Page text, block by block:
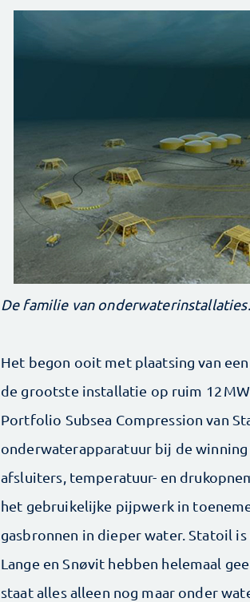
De familie van
Het begon ooit met plaatsing van
de grootste installatie op ruim 12
Portfolio Subsea Compression van
onderwaterapparatuur bij de winning
afsluiters, temperatuur- en
het gebruikelijke pijpwerk in
gasbronnen in dieper water. Statoil
Lange en Snøvit hebben helemaal
staat alles alleen nog maar onder